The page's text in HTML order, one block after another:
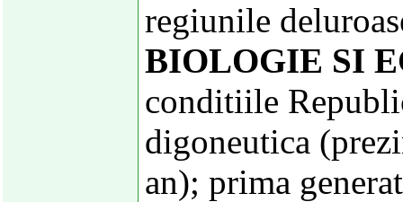
regiunile
BIOLOGIE SI
conditiile
digoneutica
an); prima